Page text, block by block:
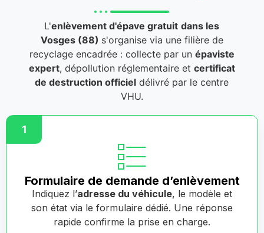
L'enlèvement d'épave gratuit dans les
Vosges (88) s'organise via une filière de
recyclage encadrée : collecte par un épaviste
expert, dépollution réglementaire et certificat
de destruction officiel délivré par le centre
VHU.
1
Formulaire de demande d’enlèvement
Indiquez l’adresse du véhicule, le modèle et
son état via le formulaire dédié. Une réponse
rapide confirme la prise en charge.